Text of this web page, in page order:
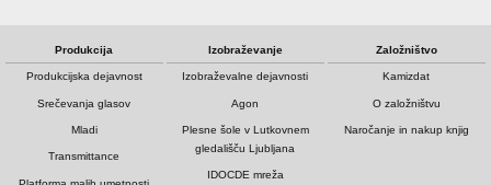
Produkcija
Produkcijska dejavnost
Srečevanja glasov
Mladi
Transmittance
Izobraževanje
Izobraževalne dejavnosti
Agon
Plesne šole v Lutkovnem
gledališču Ljubljana
IDOCDE mreža
Založništvo
Kamizdat
O založništvu
Naročanje in nakup knjig